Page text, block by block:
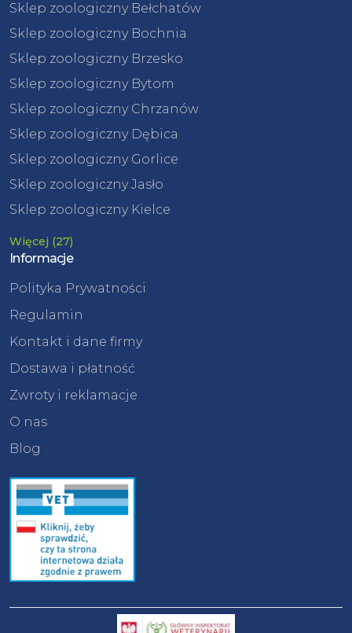
Sklep zoologiczny Bełchatów
Sklep zoologiczny Bochnia
Sklep zoologiczny Brzesko
Sklep zoologiczny Bytom
Sklep zoologiczny Chrzanów
Sklep zoologiczny Dębica
Sklep zoologiczny Gorlice
Sklep zoologiczny Jasło
Sklep zoologiczny Kielce
Więcej (27)
Informacje
Polityka Prywatności
Regulamin
Kontakt i dane firmy
Dostawa i płatność
Zwroty i reklamacje
O nas
Blog